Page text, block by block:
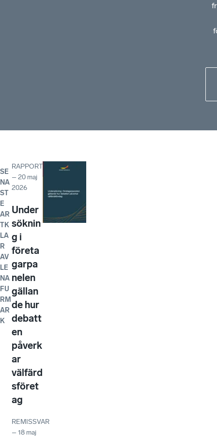
SE
NA
ST
E
AR
TK
LA
R
AV
LE
NA
FU
RM
AR
K
RAPPORT
–20 maj
2026
Under
söknin
g i
företa
garpa
nelen
gällan
de hur
debatt
en
påverk
ar
välfärd
sföret
ag
REMISSVAR
–18 maj